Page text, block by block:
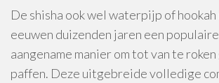
De shisha ook wel waterpijp of hookah
eeuwen duizenden jaren een
aangename manier om tot van te
paffen. Deze uitgebreide volledige